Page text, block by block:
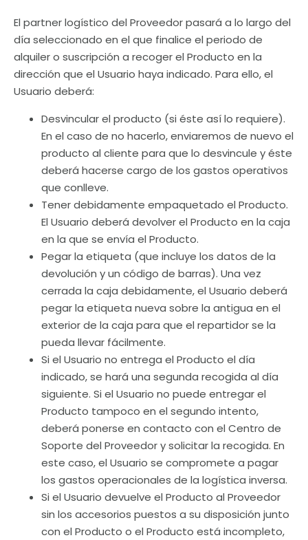
El partner logístico del Proveedor pasará a lo largo del
día seleccionado en el que finalice el periodo de
alquiler o suscripción a recoger el Producto en la
dirección que el Usuario haya indicado. Para ello, el
Usuario deberá:
Desvincular el producto (si éste así lo requiere).
En el caso de no hacerlo, enviaremos de nuevo el
producto al cliente para que lo desvincule y éste
deberá hacerse cargo de los gastos operativos
que conlleve.
Tener debidamente empaquetado el Producto.
El Usuario deberá devolver el Producto en la caja
en la que se envía el Producto.
Pegar la etiqueta (que incluye los datos de la
devolución y un código de barras). Una vez
cerrada la caja debidamente, el Usuario deberá
pegar la etiqueta nueva sobre la antigua en el
exterior de la caja para que el repartidor se la
pueda llevar fácilmente.
Si el Usuario no entrega el Producto el día
indicado, se hará una segunda recogida al día
siguiente. Si el Usuario no puede entregar el
Producto tampoco en el segundo intento,
deberá ponerse en contacto con el Centro de
Soporte del Proveedor y solicitar la recogida. En
este caso, el Usuario se compromete a pagar
los gastos operacionales de la logística inversa.
Si el Usuario devuelve el Producto al Proveedor
sin los accesorios puestos a su disposición junto
con el Producto o el Producto está incompleto,